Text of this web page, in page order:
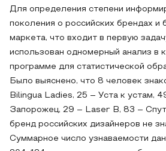
Для определения степени
поколения о российских брендах и
маркета, что входит в первую
использован одномерный анализ в
программе для статистической
Было выяснено, что 8 человек
Bilingua Ladies, 25 – Уста к устам,
Запорожец, 29 – Laser B, 83 –
бренд российских дизайнеров не
Суммарное число узнаваемости